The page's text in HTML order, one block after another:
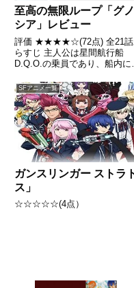
至高の無限ループ「グ
シア」レビュー
評価 ★★★★☆(72点) 全21話
らすじ 主人公は星間航行船
D.Q.O.の乗員であり、船内に
者）」という人間を消してし
存在が人間のふりをして紛れ
でいた 引用- Wikipedia
SFアニメ一覧
ガンスリンガー ストラ
ス」
☆☆☆☆☆(4点）